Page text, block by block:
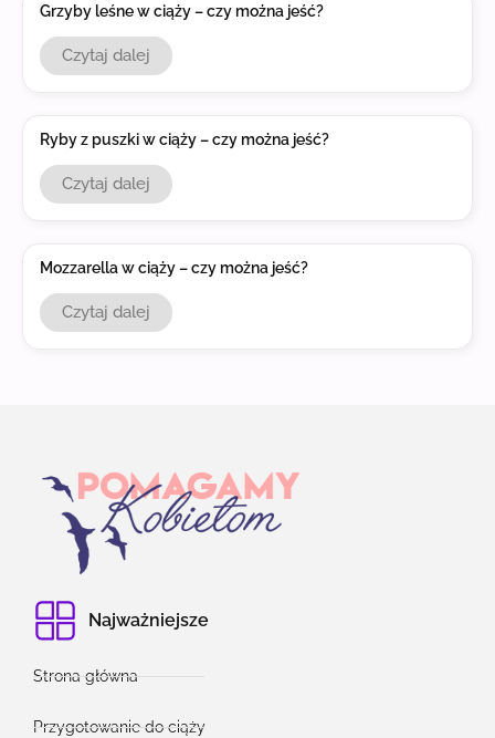
Grzyby leśne w ciąży – czy można jeść?
Czytaj dalej
Ryby z puszki w ciąży – czy można jeść?
Czytaj dalej
Mozzarella w ciąży – czy można jeść?
Czytaj dalej
Najważniejsze
Strona główna
Przygotowanie do ciąży